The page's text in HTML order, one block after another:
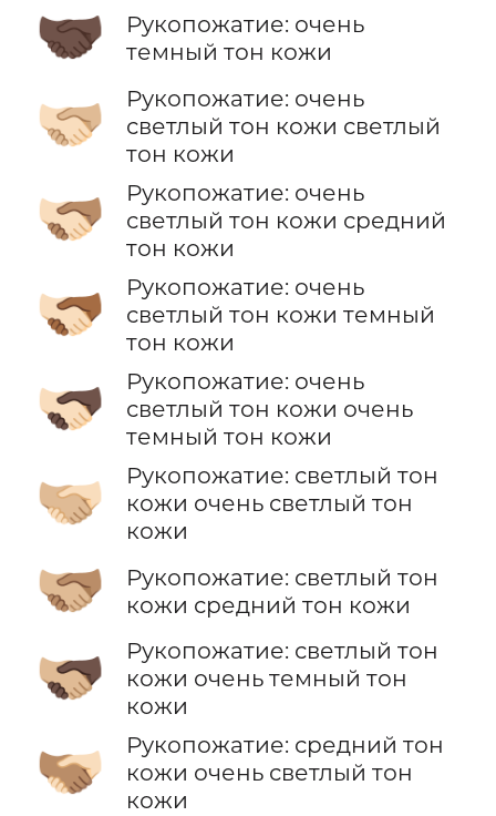
🤝🏿
Рукопожатие: очень
темный тон кожи
🫱🏻‍🫲🏼
Рукопожатие: очень
светлый тон кожи светлый
тон кожи
🫱🏻‍🫲🏽
Рукопожатие: очень
светлый тон кожи средний
тон кожи
🫱🏻‍🫲🏾
Рукопожатие: очень
светлый тон кожи темный
тон кожи
🫱🏻‍🫲🏿
Рукопожатие: очень
светлый тон кожи очень
темный тон кожи
🫱🏼‍🫲🏻
Рукопожатие: светлый тон
кожи очень светлый тон
кожи
🫱🏼‍🫲🏽
Рукопожатие: светлый тон
кожи средний тон кожи
🫱🏼‍🫲🏿
Рукопожатие: светлый тон
кожи очень темный тон
кожи
🫱🏽‍🫲🏻
Рукопожатие: средний тон
кожи очень светлый тон
кожи